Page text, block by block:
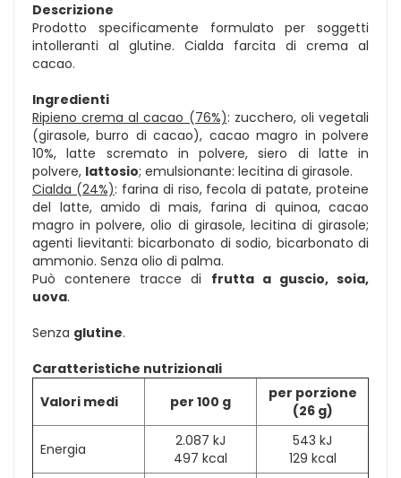
Descrizione
Prodotto specificamente formulato per soggetti
intolleranti al glutine. Cialda farcita di crema al
cacao.
Ingredienti
Ripieno crema al cacao (76%): zucchero, oli vegetali
(girasole, burro di cacao), cacao magro in polvere
10%, latte scremato in polvere, siero di latte in
polvere, lattosio; emulsionante: lecitina di girasole.
Cialda (24%): farina di riso, fecola di patate, proteine
del latte, amido di mais, farina di quinoa, cacao
magro in polvere, olio di girasole, lecitina di girasole;
agenti lievitanti: bicarbonato di sodio, bicarbonato di
ammonio. Senza olio di palma.
Può contenere tracce di frutta a guscio, soia,
uova.
Senza glutine.
Caratteristiche nutrizionali
Valori medi
per 100 g
per porzione
(26 g)
Energia
2.087 kJ
497 kcal
543 kJ
129 kcal